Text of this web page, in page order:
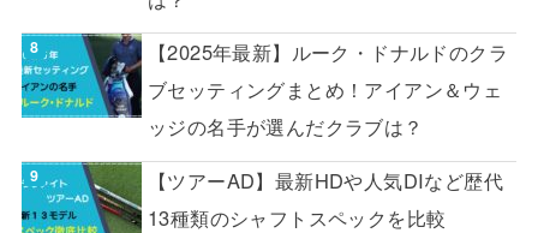
【2025年最新】ルーク・ドナルドのクラ
ブセッティングまとめ！アイアン＆ウェ
ッジの名手が選んだクラブは？
【ツアーAD】最新HDや人気DIなど歴代
13種類のシャフトスペックを比較